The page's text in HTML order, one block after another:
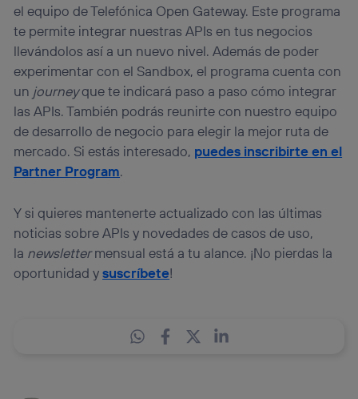
el equipo de Telefónica Open Gateway. Este programa
te permite integrar nuestras APIs en tus negocios
llevándolos así a un nuevo nivel. Además de poder
experimentar con el Sandbox, el programa cuenta con
un journeyque te indicará paso a paso cómo integrar
las APIs. También podrás reunirte con nuestro equipo
de desarrollo de negocio para elegir la mejor ruta de
mercado. Si estás interesado, puedes inscribirte en el
Partner Program.
Y si quieres mantenerte actualizado con las últimas
noticias sobre APIs y novedades de casos de uso,
la newslettermensual está a tu alance. ¡No pierdas la
oportunidad ysuscríbete!